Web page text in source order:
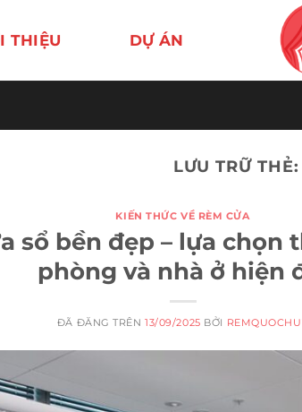
THIỆU DỰ ÁN
LƯU TRỮ THẺ:
KIẾN THỨC VỀ RÈM CỬA
sổ bền đẹp – lựa chọn
phòng và nhà ở hiện
ĐÃ ĐĂNG TRÊN13/09/2025 BỞI